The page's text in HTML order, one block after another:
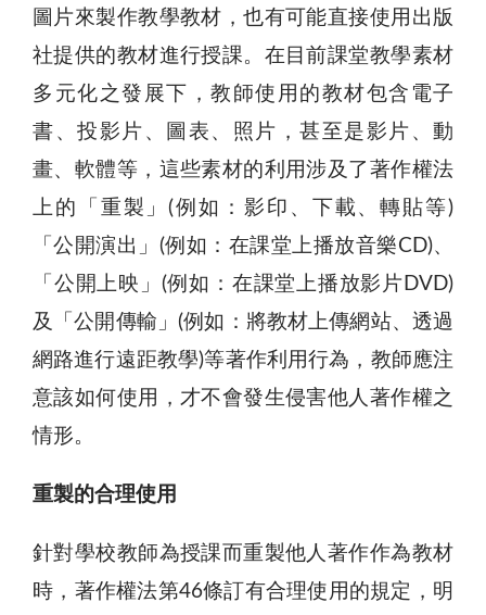
圖片來製作教學教材，也有可能直接使用出版
社提供的教材進行授課。在目前課堂教學素材
多元化之發展下，教師使用的教材包含電子
書、投影片、圖表、照片，甚至是影片、動
畫、軟體等，這些素材的利用涉及了著作權法
上的「重製」(例如：影印、下載、轉貼等)
「公開演出」(例如：在課堂上播放音樂CD)、
「公開上映」(例如：在課堂上播放影片DVD)
及「公開傳輸」(例如：將教材上傳網站、透過
網路進行遠距教學)等著作利用行為，教師應注
意該如何使用，才不會發生侵害他人著作權之
情形。
重製的合理使用
針對學校教師為授課而重製他人著作作為教材
時，著作權法第46條訂有合理使用的規定，明